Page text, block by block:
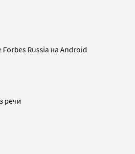
Russia на Android
речи